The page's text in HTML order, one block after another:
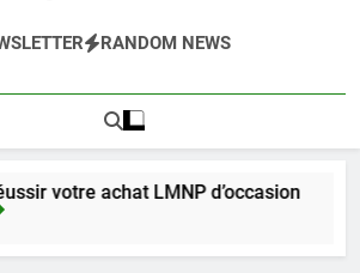
RANDOM NEWS
achat LMNP d’occasion